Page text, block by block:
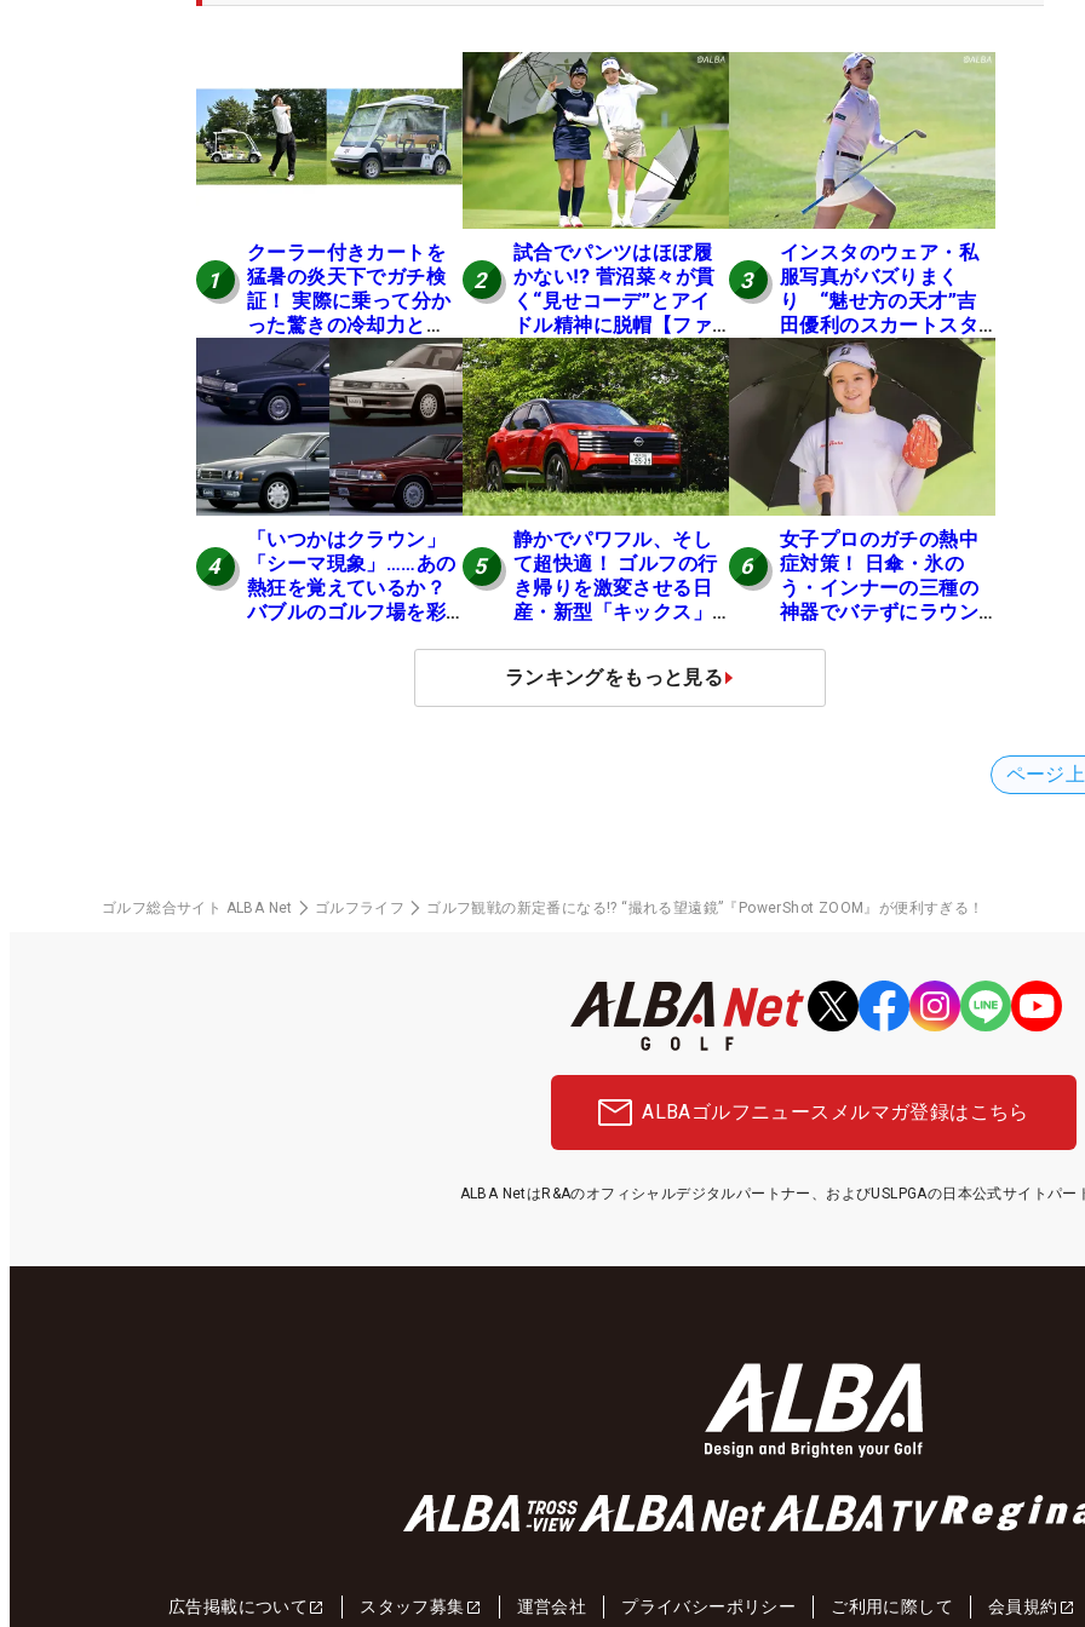
1
クーラー付きカートを
猛暑の炎天下でガチ検
証！ 実際に乗って分か
った驚きの冷却力と
は？
2
試合でパンツはほぼ履
かない⁉ 菅沼菜々が貫
く“見せコーデ”とアイ
ドル精神に脱帽【ファ
ンが選ぶ神10】
3
インスタのウェア・私
服写真がバズりまく
り “魅せ方の天才”吉
田優利のスカートスタ
イルにいいね！【ファ
ンが選ぶ神10】
4
「いつかはクラウン」
「シーマ現象」……あの
熱狂を覚えているか？
バブルのゴルフ場を彩
5
静かでパワフル、そし
て超快適！ ゴルフの行
き帰りを激変させる日
産・新型「キックス」
6
女子プロのガチの熱中
症対策！ 日傘・氷の
う・インナーの三種の
神器でバテずにラウン
ランキングをもっと見る
ページ
ゴルフ総合サイト ALBA Net ゴルフライフ ゴルフ観戦の新定番になる!? “撮れる望遠鏡”『PowerShot ZOOM』が便利すぎる！
ALBAゴルフニュース メルマガ登録はこちら
ALBA NetはR&Aのオフィシャルデジタルパートナー、およびUSLPGAの日本公式サイトパー
広告掲載について スタッフ募集 運営会社 プライバシーポリシー ご利用に際して 会員規約